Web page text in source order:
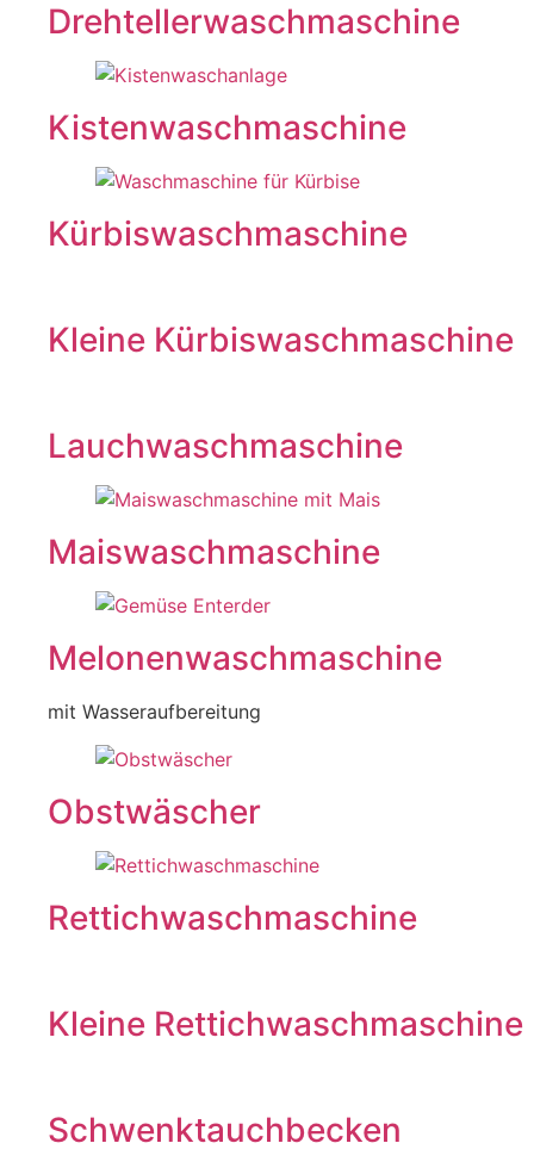
Drehtellerwaschmaschine
Kistenwaschmaschine
Kürbiswaschmaschine
Kleine Kürbiswaschmaschine
Lauchwaschmaschine
Maiswaschmaschine
Melonenwaschmaschine
mit Wasseraufbereitung
Obstwäscher
Rettichwaschmaschine
Kleine Rettichwaschmaschine
Schwenktauchbecken